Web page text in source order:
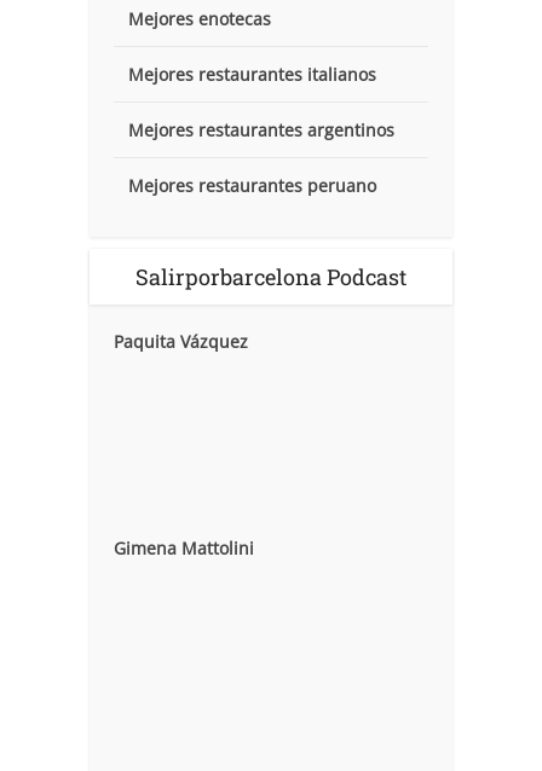
Mejores enotecas
Mejores restaurantes italianos
Mejores restaurantes argentinos
Mejores restaurantes peruano
Salirporbarcelona Podcast
Paquita Vázquez
Gimena Mattolini